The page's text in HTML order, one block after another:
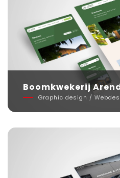
Boomkwekerij
Graphic design /